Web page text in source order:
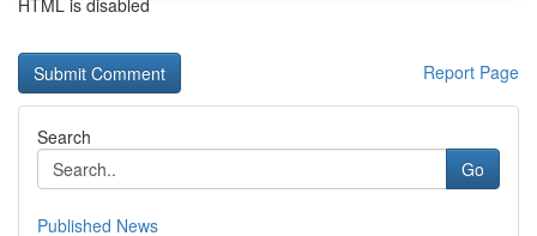
HTML is disabled
Report Page
Search
Go
Published News